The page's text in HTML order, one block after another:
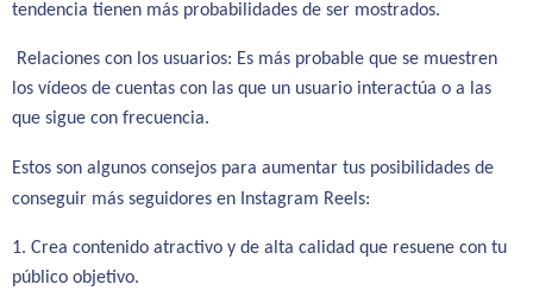
tendencia tienen más probabilidades de ser mostrados.
Relaciones con los usuarios: Es más probable que se muestren
los vídeos de cuentas con las que un usuario interactúa o a las
que sigue con frecuencia.
Estos son algunos consejos para aumentar tus posibilidades de
conseguir más seguidores en Instagram Reels:
1. Crea contenido atractivo y de alta calidad que resuene con tu